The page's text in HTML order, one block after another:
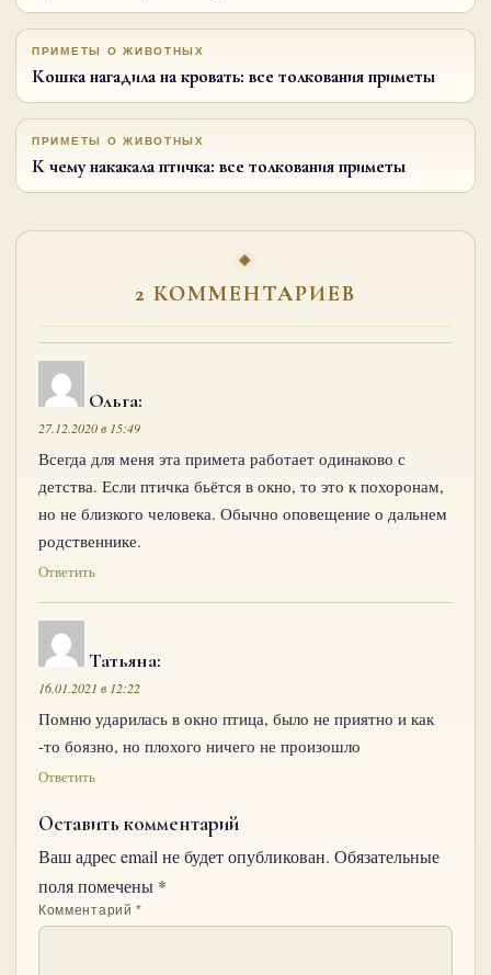
ПРИМЕТЫ О ЖИВОТНЫХ
Кошка нагадила на кровать: все толкования приметы
ПРИМЕТЫ О ЖИВОТНЫХ
К чему накакала птичка: все толкования приметы
2 КОММЕНТАРИЕВ
Ольга:
27.12.2020 в 15:49
Всегда для меня эта примета работает одинаково с
детства. Если птичка бьётся в окно, то это к похоронам,
но не близкого человека. Обычно оповещение о дальнем
родственнике.
Ответить
Татьяна:
16.01.2021 в 12:22
Помню ударилась в окно птица, было не приятно и как
-то боязно, но плохого ничего не произошло
Ответить
Оставить комментарий
Ваш адрес email не будет опубликован. Обязательные
поля помечены *
Комментарий*